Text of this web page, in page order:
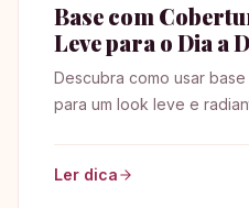
Base com
Leve para o Dia a
Descubra como usar
para um look leve e
Ler dica